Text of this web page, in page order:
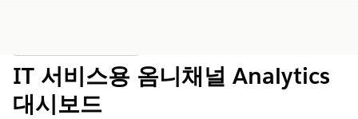
IT 서비스용 옴니채널 Analytics
대시보드